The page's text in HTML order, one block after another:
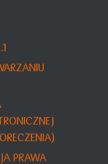
PRAWA